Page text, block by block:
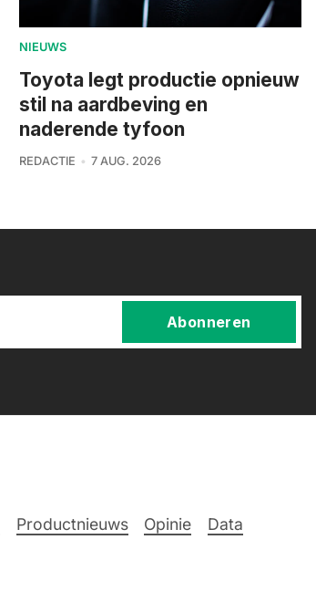
NIEUWS
Toyota legt productie opnieuw
stil na aardbeving en
naderende tyfoon
REDACTIE 7 AUG. 2026
Abonneren
Productnieuws Opinie
Data